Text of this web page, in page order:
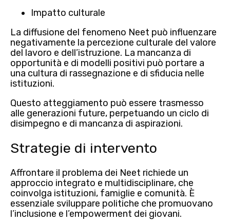
Impatto culturale
La diffusione del fenomeno Neet può influenzare
negativamente la percezione culturale del valore
del lavoro e dell’istruzione. La mancanza di
opportunità e di modelli positivi può portare a
una cultura di rassegnazione e di sfiducia nelle
istituzioni.
Questo atteggiamento può essere trasmesso
alle generazioni future, perpetuando un ciclo di
disimpegno e di mancanza di aspirazioni.
Strategie di intervento
Affrontare il problema dei Neet richiede un
approccio integrato e multidisciplinare, che
coinvolga istituzioni, famiglie e comunità. È
essenziale sviluppare politiche che promuovano
l’inclusione e l’empowerment dei giovani.